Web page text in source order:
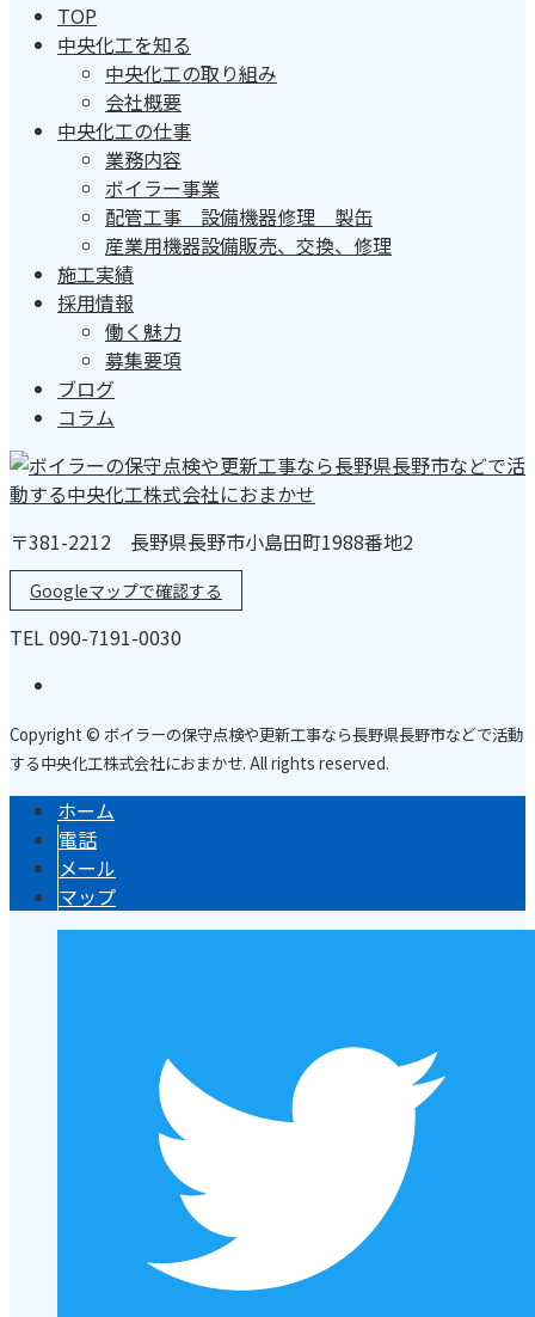
TOP
中央化工を知る
中央化工の取り組み
会社概要
中央化工の仕事
業務内容
ボイラー事業
配管工事 設備機器修理 製缶
産業用機器設備販売、交換、修理
施工実績
採用情報
働く魅力
募集要項
ブログ
コラム
〒381-2212 長野県長野市小島田町1988番地2
Googleマップで確認する
TEL 090-7191-0030
Copyright © ボイラーの保守点検や更新工事なら長野県長野市などで活動
する中央化工株式会社におまかせ. All rights reserved.
ホーム
電話
メール
マップ